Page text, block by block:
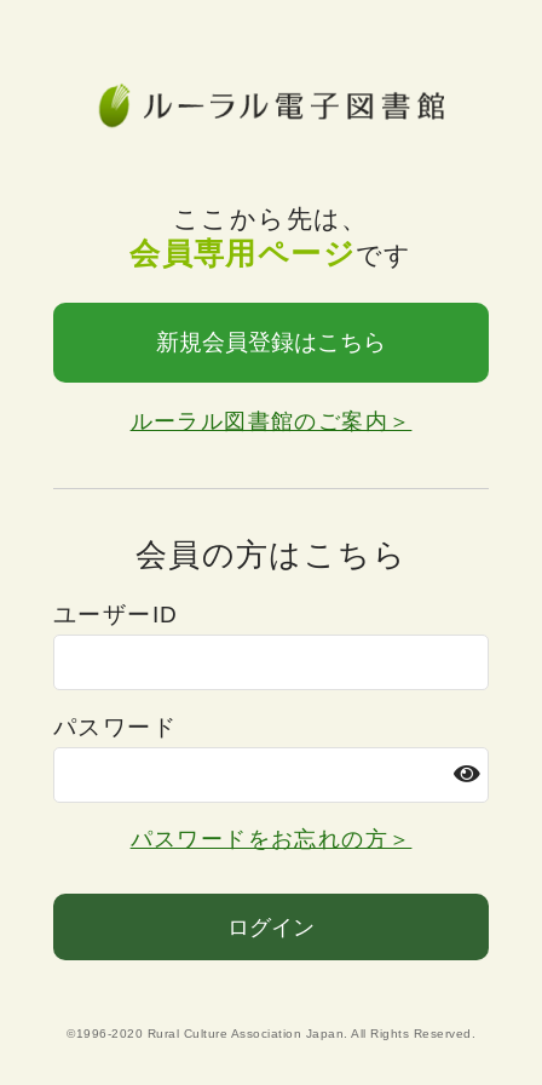
ここから先は、
会員専用ページです
新規会員登録はこちら
ルーラル図書館のご案内＞
会員の方はこちら
ユーザーID
パスワード
パスワードをお忘れの方＞
ログイン
©1996-2020 Rural Culture Association Japan. All Rights Reserved.